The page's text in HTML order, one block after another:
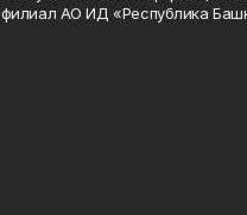
филиал АО ИД «Республика